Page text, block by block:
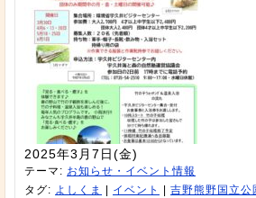
2025年3月7日(金)
テーマ: お知らせ・イベント情報
タグ: よしくま イベント 吉野熊野国立公